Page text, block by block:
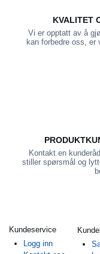
KVALITET
Vi er opptatt av å
kan forbedre oss, er
Kontakt en
stiller spørsmål og
Kundeservice
Logg inn